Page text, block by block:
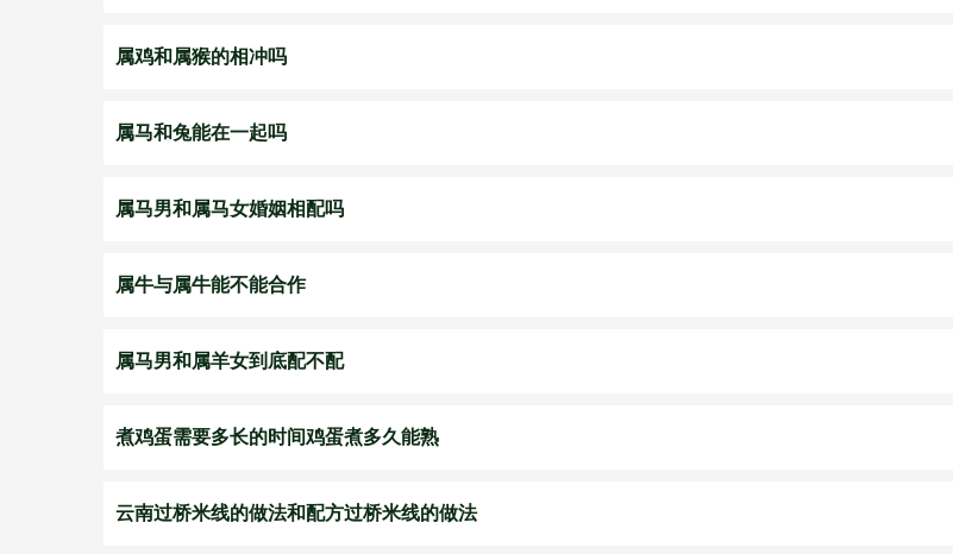
属鸡和属猴的相冲吗
属马和兔能在一起吗
属马男和属马女婚姻相配吗
属牛与属牛能不能合作
属马男和属羊女到底配不配
煮鸡蛋需要多长的时间鸡蛋煮多久能熟
云南过桥米线的做法和配方过桥米线的做法